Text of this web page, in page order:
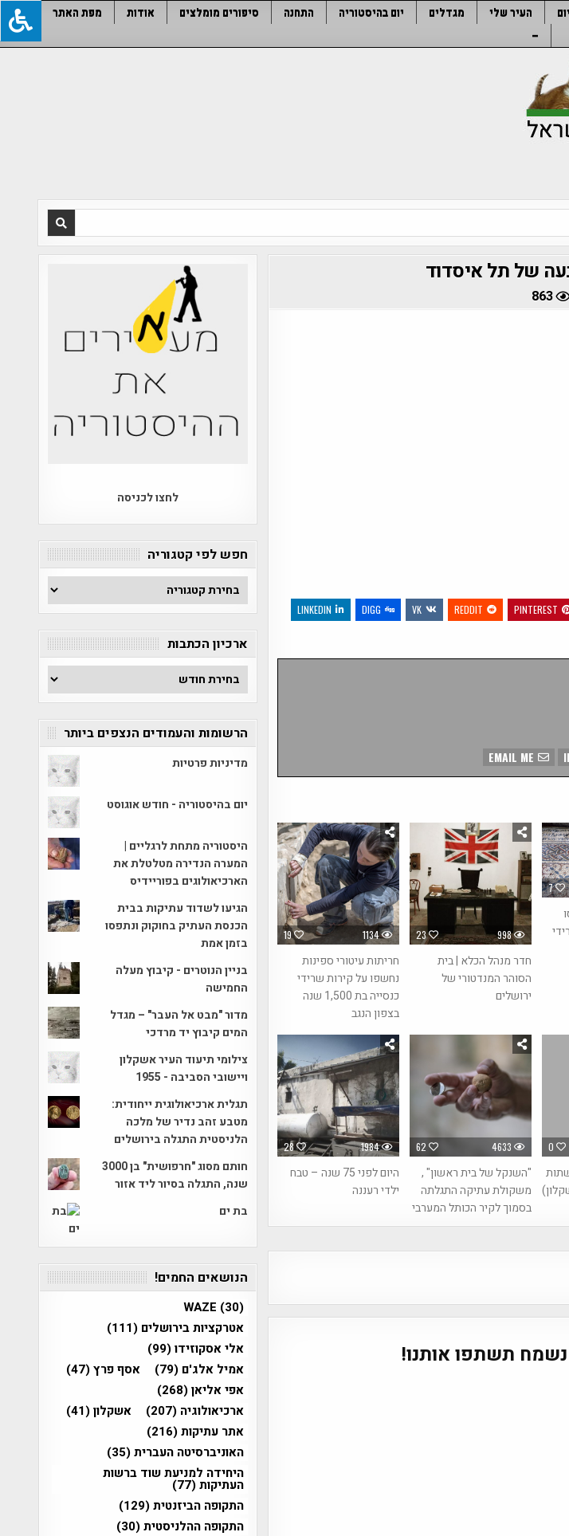
העיר שלי מגדלים יום בהיסטוריה התחנה סיפורים מומלצים אודות
מפת האתר
–
של תל איסדוד
863
PINTEREST
REDDIT
VK
DIGG
LINKEDIN
19 1134
חריתות עיטורי ספינות
נחשפו על קירות שרידי
כנסייה בת 1,500 שנה
בצפון הנגב
23 998
חדר מנהל הכלא | בית
הסוהר המנדטורי של
ירושלים
7
28 1984
היום לפני 75 שנה – טבח
ילדי רעננה
62 4633
"השנקל של בית ראשון" ,
משקולת עתיקה התגלתה
בסמוך לקיר הכותל המערבי
0
תשתפו אותנו!
לחצו לכניסה
חפש לפי קטגוריה
חפש
לפי
קטגוריה
ארכיון הכתבות
ארכיון
הכתבות
הרשומות והעמודים הנצפים ביותר
מדיניות פרטיות
יום בהיסטוריה - חודש אוגוסט
היסטוריה מתחת לרגליים |
המערה הנדירה מטלטלת את
הארכיאולוגים בפוריידיס
הגיעו לשדוד עתיקות בבית
הכנסת העתיק בחוקוק ונתפסו
בזמן אמת
בניין הנוטרים - קיבוץ מעלה
החמישה
מדור "מבט אל העבר" – מגדל
המים קיבוץ יד מרדכי
צילומי תיעוד העיר אשקלון
ויישובי הסביבה - 1955
תגלית ארכיאולוגית ייחודית:
מטבע זהב נדיר של מלכה
הלניסטית התגלה בירושלים
חותם מסוג "חרפושית" בן 3000
שנה, התגלה בסיור ליד אזור
בת ים
הנושאים החמים!
WAZE (30)
אטרקציות בירושלים (111)
אלי אסקוזידו(99)
אמיל אלג'ם (79) אסף פרץ(47)
אפי אליאן(268)
ארכיאולוגיה (207) אשקלון(41)
אתר עתיקות(216)
האוניברסיטה העברית(35)
היחידה למניעת שוד ברשות
העתיקות(77)
התקופה הביזנטית(129)
התקופה ההלניסטית(30)